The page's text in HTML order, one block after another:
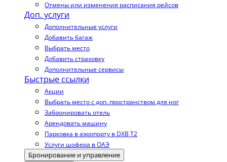
Отмены или изменения расписания рейсов
Доп. услуги
Дополнительные услуги
Добавить багаж
Выбрать место
Добавить страховку
Дополнительные сервисы
Быстрые ссылки
Акции
Выбрать место с доп. пространством для ног
Забронировать отель
Арендовать машину
Парковка в аэропорту в DXB T2
Услуги шофера в ОАЭ
Бронирование и управление